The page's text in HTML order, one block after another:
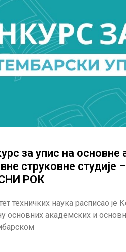
за упис на основне
струковне
РОК
техничких наука расписао је
основних академских и